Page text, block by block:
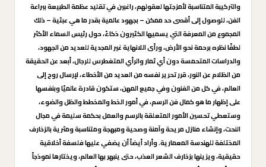
والتركيبة المتناسبة لأمزجتها لعقولهم، راغبين في تقليد عظمة الطبيعة ببراعة
الفن، للوصول إلى أقصى حد ممكن – بجهود عالمية بقدر ما هي عبثية – ذلك
المجموع من المعرفة التي يسميها الكثيرون ذكاءً، حول رئيس السماء الأكثر
لطفًا نظره برحمة نحو الأرض، ورأى اللانهاية غير المجدية للعديد من الجهود،
والدراسات المتحمسة دون أي ثمار والرأي المتغطرس للرجال، أبعد عن الحقيقة
من الظلام عن النور، قرر تحرير نفسه من العديد من الأخطاء، لإرسال روح إلى
العالم، في كل من الفنون وفي جميع المهن، ستكون قادرة عالميًا وبنفسها
على إظهار ما هو كمال فن الرسم، في أمور الخط والمخطط والظل والضوء،
وستعطي تحسين الأمور المتعلقة بالرسم والعمل بحكمة سليمة في مجال
النحت، وإنشاء منازل مريحة وآمنة وصحية ومبهجة ومتناسبة ومثرية بالزخارف
المختلفة للهندسة المعمارية. وأراد أيضاً أن يضفي عليها فلسفة أخلاقية
حقيقية، ويزينها بزخارف الشعر العذب، حتى ينبهر بها العالم، ويختارها نموذجاً